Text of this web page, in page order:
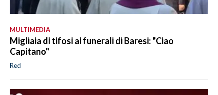
MULTIMEDIA
Migliaia di tifosi ai funerali di Baresi: "Ciao
Capitano"
Red